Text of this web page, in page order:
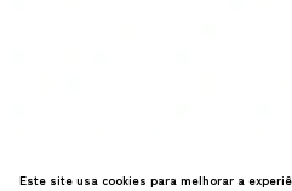
Este site usa cookies para melhorar a